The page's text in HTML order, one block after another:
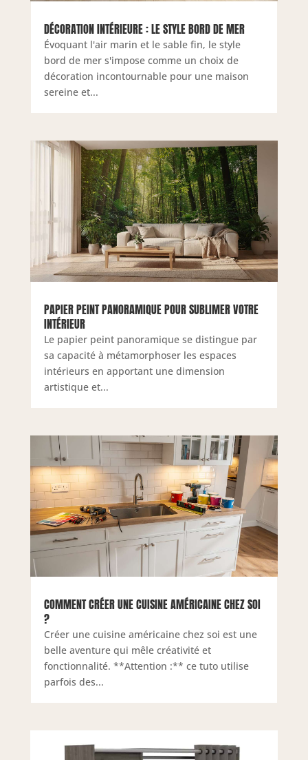
DÉCORATION INTÉRIEURE : LE STYLE BORD DE MER
Évoquant l'air marin et le sable fin, le style
bord de mer s'impose comme un choix de
décoration incontournable pour une maison
sereine et...
PAPIER PEINT PANORAMIQUE POUR SUBLIMER VOTRE
INTÉRIEUR
Le papier peint panoramique se distingue par
sa capacité à métamorphoser les espaces
intérieurs en apportant une dimension
artistique et...
COMMENT CRÉER UNE CUISINE AMÉRICAINE CHEZ SOI
?
Créer une cuisine américaine chez soi est une
belle aventure qui mêle créativité et
fonctionnalité. **Attention :** ce tuto utilise
parfois des...